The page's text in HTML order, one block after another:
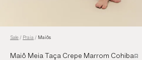
Sale / Praia / Maiôs
Maiô Meia Taça Crepe Marrom Cohiba